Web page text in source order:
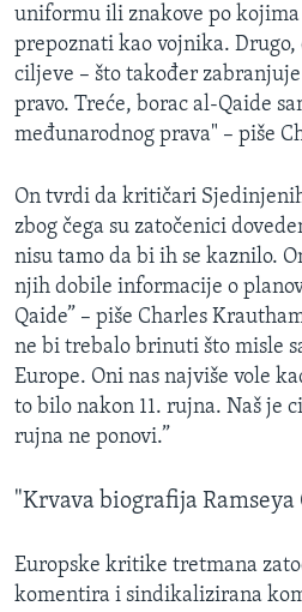
uniformu ili znakove po kojima
prepoznati kao vojnika. Drugo,
ciljeve – što također
pravo. Treće, borac al-Qaide
međunarodnog prava" – piše
On tvrdi da kritičari
zbog čega su zatočenici
nisu tamo da bi ih se kaznilo.
njih dobile informacije o
Qaide” – piše Charles
ne bi trebalo brinuti što misle
Europe. Oni nas najviše vole
to bilo nakon 11. rujna. Naš je
rujna ne ponovi.”
"Krvava biografija Ramseya
Europske kritike tretmana
komentira i sindikalizirana